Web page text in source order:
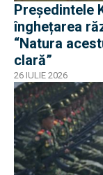
Președintele
înghețarea
“Natura
clară”
26 IULIE 2026